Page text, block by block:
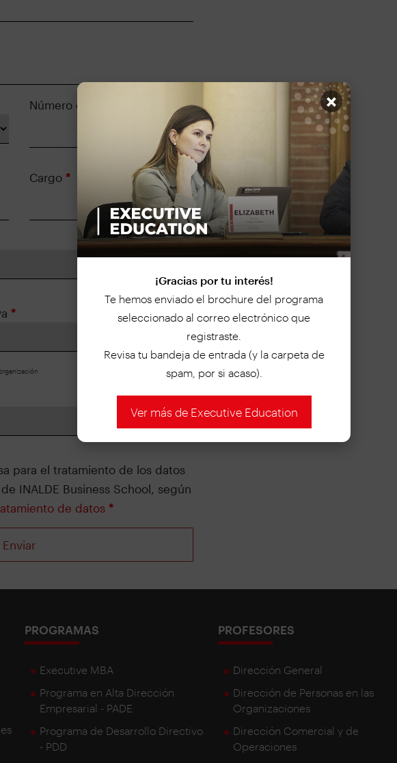
×
¡Gracias por tu interés!
Te hemos enviado el brochure del programa
seleccionado al correo electrónico que
registraste.
Revisa tu bandeja de entrada (y la carpeta de
spam, por si acaso).
Ver más de Executive Education
Número de documento
Cargo *
*
para el tratamiento de los datos
INALDE Business School, según
de datos *
PROGRAMAS
Executive MBA
Programa en Alta Dirección
Empresarial - PADE
Programa de Desarrollo Directivo
- PDD
PROFESORES
Dirección General
Dirección de Personas en las
Organizaciones
Dirección Comercial y de
Operaciones